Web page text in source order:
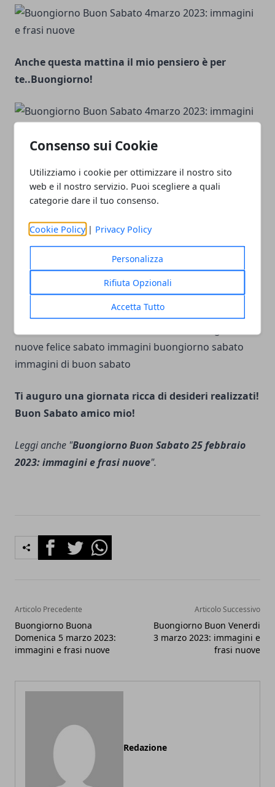
Consenso sui Cookie
Utilizziamo i cookie per ottimizzare il nostro sito
web e il nostro servizio. Puoi scegliere a quali
categorie dare il tuo consenso.
Cookie Policy | Privacy Policy
Personalizza
Rifiuta Opzionali
Accetta Tutto
Anche questa mattina il mio pensiero è per
te..Buongiorno!
avete fatto… ma da quelle che non avete fatto.
Levate dunque l’ancora, abbandonate i porti
Esplorate. Sognate. Scoprite.
(Mark Twain)
Ti auguro una giornata ricca di desideri realizzati!
Buon Sabato amico mio!
Leggi anche "Buongiorno Buon Sabato 25 febbraio
2023: immagini e frasi nuove".
FacebookTwitterWhatsapp
Articolo Precedente
Buongiorno Buona
Domenica 5 marzo 2023:
immagini e frasi nuove
Articolo Successivo
Buongiorno Buon Venerdi
3 marzo 2023: immagini e
frasi nuove
Redazione